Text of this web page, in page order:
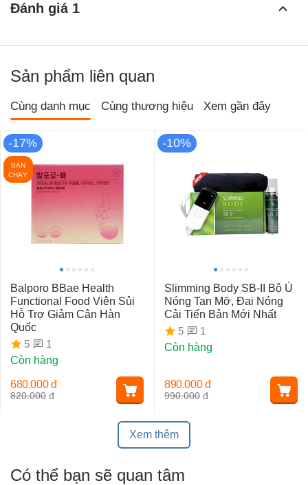
Đánh giá 1
Sản phẩm liên quan
Cùng danh mục Cùng thương hiệu Xem gần đây
-17%
BÁN
CHẠY
Balporo BBae Health
Functional Food Viên Sủi
Hỗ Trợ Giảm Cân Hàn
Quốc
5
1
Còn hàng
820.000 đ
680.000 đ
-10%
Slimming Body SB-II Bộ Ủ
Nóng Tan Mỡ, Đai Nóng
Cải Tiến Bản Mới Nhất
5
1
Còn hàng
990.000 đ
890.000 đ
Xem thêm
Có thể bạn sẽ quan tâm